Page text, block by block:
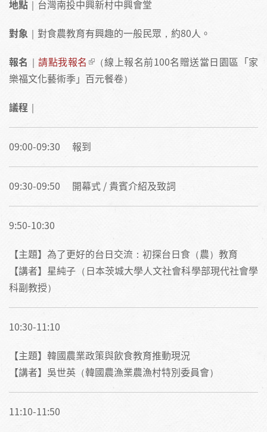
地點 ｜台灣南投中興新村中興會堂
對象 ｜對食農教育有興趣的一般民眾，約80人。
報名 ｜請點我報名
（線上報名前100名贈送當日園區「家
樂福文化藝術季」百元餐卷）
議程 ｜
09:00-09:30 報到
09:30-09:50 開幕式 / 貴賓介紹及致詞
9:50-10:30
【主題】為了更好的台日交流：初探台日食（農）教育
【講者】星純子（日本茨城大學人文社會科學部現代社會學
科副教授）
10:30-11:10
【主題】韓國農業政策與飲食教育推動現況
【講者】吳世英（韓國農漁業農漁村特別委員會）
11:10-11:50